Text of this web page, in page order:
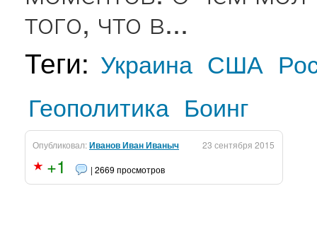
того, что в...
Теги: Украина США
Геополитика Боинг
Опубликовал:Иванов Иван Иваныч 23 сентября 2015
+1 | 2669 просмотров